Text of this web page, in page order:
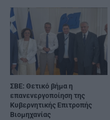
ΣΒΕ: Θετικό βήμα η
επανενεργοποίηση της
Κυβερνητικής Επιτροπής
Βιομηχανίας